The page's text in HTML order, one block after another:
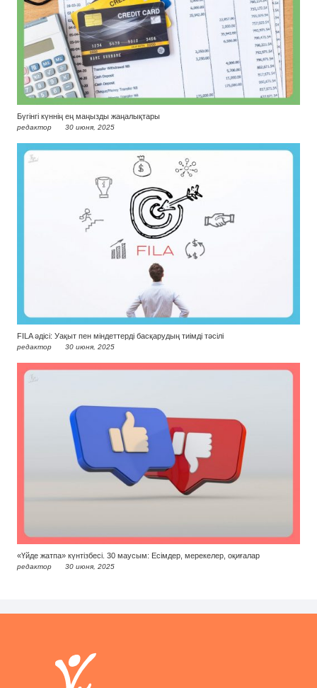
Бүгінгі күннің ең маңызды жаңалықтары
редактор 30 июня, 2025
FILA әдісі: Уақыт пен міндеттерді басқарудың тиімді тәсілі
редактор 30 июня, 2025
«Үйде жатпа» күнтізбесі. 30 маусым: Есімдер, мерекелер, оқиғалар
редактор 30 июня, 2025